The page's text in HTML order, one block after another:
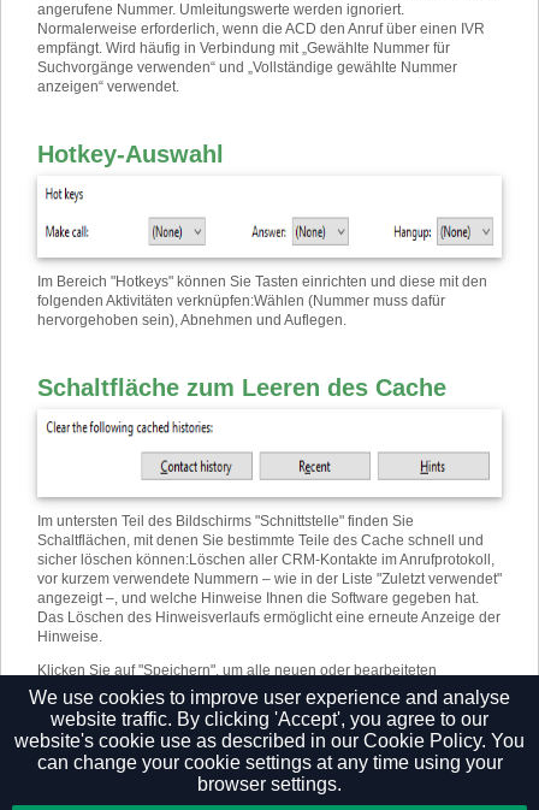
angerufene Nummer. Umleitungswerte werden ignoriert.
Normalerweise erforderlich, wenn die ACD den Anruf über einen IVR
empfängt. Wird häufig in Verbindung mit „Gewählte Nummer für
Suchvorgänge verwenden“ und „Vollständige gewählte Nummer
anzeigen“ verwendet.
Hotkey-Auswahl
Im Bereich "Hotkeys" können Sie Tasten einrichten und diese mit den
folgenden Aktivitäten verknüpfen:Wählen (Nummer muss dafür
hervorgehoben sein), Abnehmen und Auflegen.
Schaltfläche zum Leeren des Cache
Im untersten Teil des Bildschirms "Schnittstelle" finden Sie
Schaltflächen, mit denen Sie bestimmte Teile des Cache schnell und
sicher löschen können:Löschen aller CRM-Kontakte im Anrufprotokoll,
vor kurzem verwendete Nummern – wie in der Liste "Zuletzt verwendet"
angezeigt –, und welche Hinweise Ihnen die Software gegeben hat.
Das Löschen des Hinweisverlaufs ermöglicht eine erneute Anzeige der
Hinweise.
Klicken Sie auf "Speichern", um alle neuen oder bearbeiteten
Einstellungen zu speichern. Klicken Sie auf "Abbruch", um alle
Änderungen zu verwerfen.
We use cookies to improve user experience and analyse
website traffic. By clicking 'Accept', you agree to our
website's cookie use as described in our Cookie Policy. You
can change your cookie settings at any time using your
browser settings.